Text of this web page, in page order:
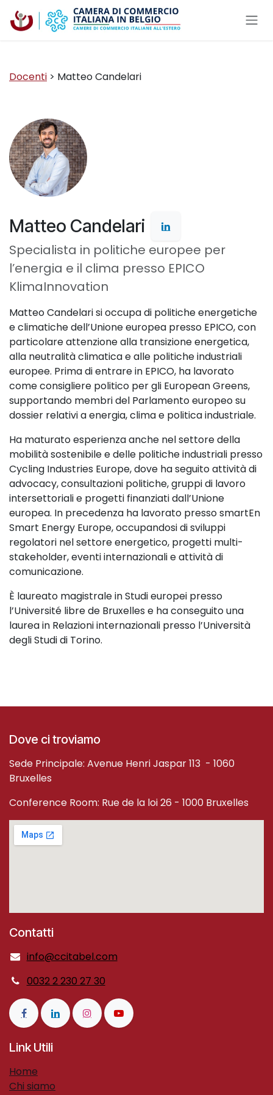
Passa al contenuto
Docenti > Matteo Candelari
Matteo Candelari
Specialista in politiche europee per
l’energia e il clima presso EPICO
KlimaInnovation
Matteo Candelari si occupa di politiche energetiche
e climatiche dell’Unione europea presso EPICO, con
particolare attenzione alla transizione energetica,
alla neutralità climatica e alle politiche industriali
europee. Prima di entrare in EPICO, ha lavorato
come consigliere politico per gli European Greens,
supportando membri del Parlamento europeo su
dossier relativi a energia, clima e politica industriale.
Ha maturato esperienza anche nel settore della
mobilità sostenibile e delle politiche industriali presso
Cycling Industries Europe, dove ha seguito attività di
advocacy, consultazioni politiche, gruppi di lavoro
intersettoriali e progetti finanziati dall’Unione
europea. In precedenza ha lavorato presso smartEn
Smart Energy Europe, occupandosi di sviluppi
regolatori nel settore energetico, progetti multi-
stakeholder, eventi internazionali e attività di
comunicazione.
È laureato magistrale in Studi europei presso
l’Université libre de Bruxelles e ha conseguito una
laurea in Relazioni internazionali presso l’Università
degli Studi di Torino.
Dove ci troviamo
Sede Principale: Avenue Henri Jaspar 113 - 1060
Bruxelles
Conference Room: Rue de la loi 26 - 1000 Bruxelles
Contatti
info@ccitabel.com
0032 2 230 27 30
Link Utili
H​ome​
Chi siamo